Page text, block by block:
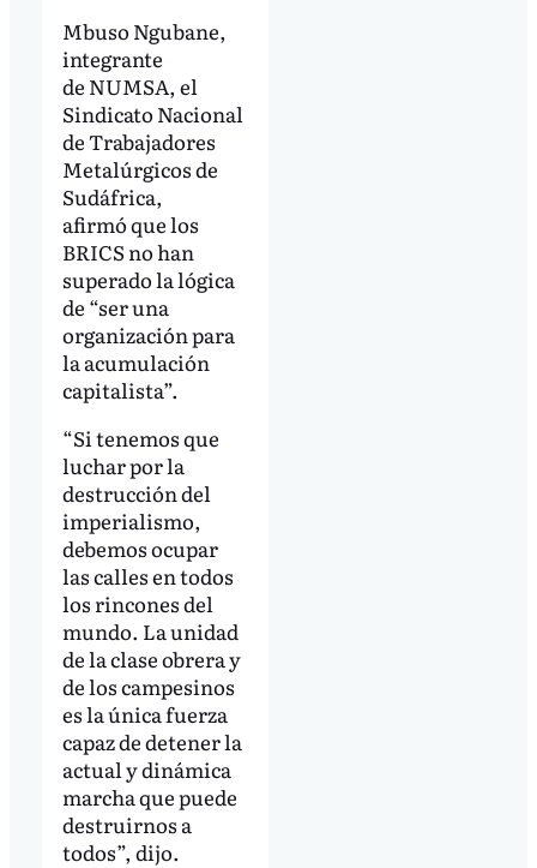
Mbuso Ngubane,
integrante
de NUMSA, el
Sindicato Nacional
de Trabajadores
Metalúrgicos de
Sudáfrica,
afirmó que los
BRICS no han
superado la lógica
de “ser una
organización para
la acumulación
capitalista”.
“Si tenemos que
luchar por la
destrucción del
imperialismo,
debemos ocupar
las calles en todos
los rincones del
mundo. La unidad
de la clase obrera y
de los campesinos
es la única fuerza
capaz de detener la
actual y dinámica
marcha que puede
destruirnos a
todos”, dijo.